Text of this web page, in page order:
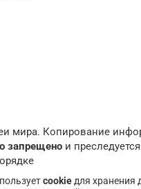
мира. Копирование
запрещено и
cookie для хранения